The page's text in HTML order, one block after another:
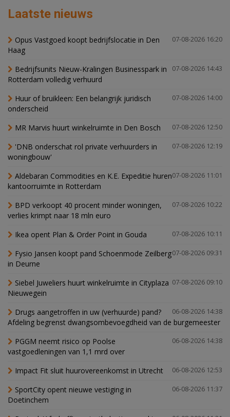
Laatste nieuws
07-08-2026 16:20
Opus Vastgoed koopt bedrijfslocatie in Den
Haag
07-08-2026 14:43
Bedrijfsunits Nieuw-Kralingen Businesspark in
Rotterdam volledig verhuurd
07-08-2026 14:00
Huur of bruikleen: Een belangrijk juridisch
onderscheid
07-08-2026 12:50
MR Marvis huurt winkelruimte in Den Bosch
07-08-2026 12:19
'DNB onderschat rol private verhuurders in
woningbouw'
07-08-2026 11:01
Aldebaran Commodities en K.E. Expeditie huren
kantoorruimte in Rotterdam
07-08-2026 10:22
BPD verkoopt 40 procent minder woningen,
verlies krimpt naar 18 mln euro
07-08-2026 10:11
Ikea opent Plan & Order Point in Gouda
07-08-2026 09:31
Fysio Jansen koopt pand Schoenmode Zeilberg
in Deurne
07-08-2026 09:10
Siebel Juweliers huurt winkelruimte in Cityplaza
Nieuwegein
06-08-2026 14:38
Drugs aangetroffen in uw (verhuurde) pand?
Afdeling begrenst dwangsombevoegdheid van de burgemeester
06-08-2026 14:38
PGGM neemt risico op Poolse
vastgoedleningen van 1,1 mrd over
06-08-2026 12:53
Impact Fit sluit huurovereenkomst in Utrecht
06-08-2026 11:37
SportCity opent nieuwe vestiging in
Doetinchem